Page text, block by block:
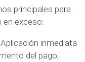
principales para
en exceso:
Aplicación inmediata
del pago,